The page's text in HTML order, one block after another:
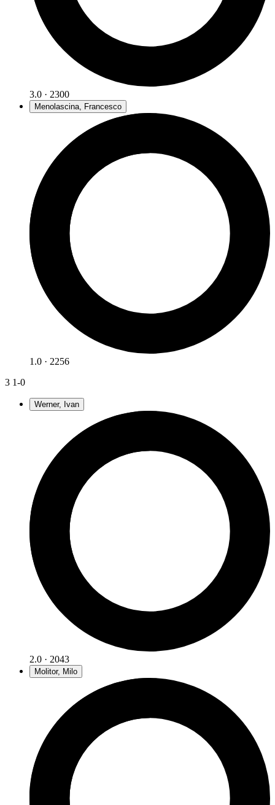
3.0 · 2300
Menolascina, Francesco
1.0 · 2256
3 1-0
Werner, Ivan
2.0 · 2043
Molitor, Milo